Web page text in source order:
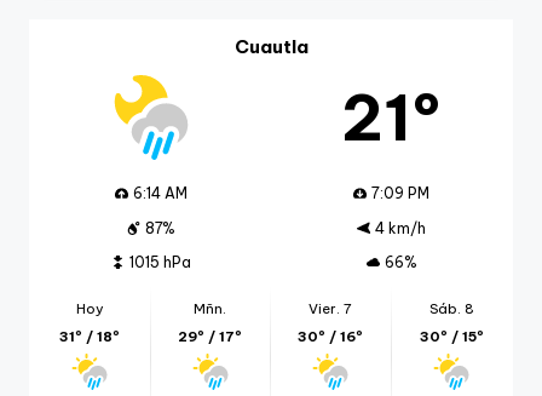
Cuautla
21º
6:14 AM
7:09 PM
87%
4 km/h
1015 hPa
66%
Hoy
31º / 18º
Mñn.
29º / 17º
Vier. 7
30º / 16º
Sáb. 8
30º / 15º